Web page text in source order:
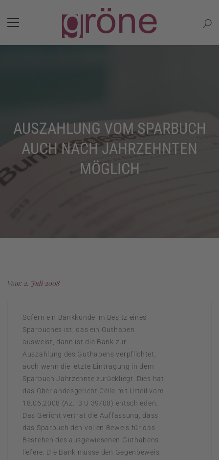
AUSZAHLUNG VOM SPARBUCH
AUCH NACH JAHRZEHNTEN
MÖGLICH
Vom: 2. Juli 2008
Sofern ein Bankkunde im Besitz eines
Sparbuches ist, das ein Guthaben
ausweist, dann ist die Bank zur
Auszahlung des Guthabens verpflichtet,
auch wenn die letzte Eintragung in dem
Sparbuch Jahrzehnte zurückliegt. Dies hat
das Oberlandesgericht Celle mit Urteil vom
18.06.2008 (Az.: 3 U 39/08) entschieden.
Das Gericht vertrat die Auffassung, dass
das Sparbuch den vollen Beweis für das
Bestehen des ausgewiesenen Guthabens
liefere. Die Bank müsse den Gegenbeweis